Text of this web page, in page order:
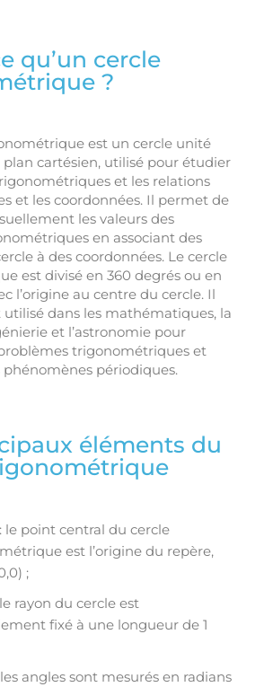
qu’un cercle
?
est un cercle unité
plan cartésien, utilisé pour étudier
et les relations
et les coordonnées. Il permet de
les valeurs des
en associant des
à des coordonnées. Le cercle
est divisé en 360 degrés ou en
l’origine au centre du cercle. Il
dans les mathématiques, la
et l’astronomie pour
trigonométriques et
phénomènes périodiques.
éléments du
: le point central du cercle
est l’origine du repère,
;
rayon du cercle est
fixé à une longueur de 1
angles sont mesurés en radians